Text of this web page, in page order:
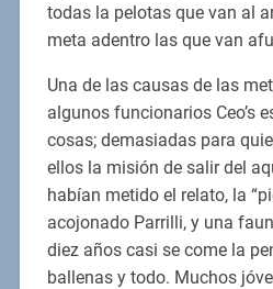
todas la pelotas que van al
meta adentro las que van
Una de las causas de las
algunos funcionarios Ceo’s
cosas; demasiadas para
ellos la misión de salir del
habían metido el relato, la
acojonado Parrilli, y una
diez años casi se come la
ballenas y todo. Muchos